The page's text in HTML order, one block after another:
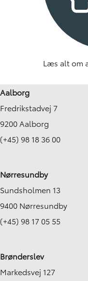
Læs alt om
Aalborg
Fredrikstadvej 7
9200 Aalborg
(+45) 98 18 36 00
Nørresundby
Sundsholmen 13
9400 Nørresundby
(+45) 98 17 05 55
Brønderslev
Markedsvej 127